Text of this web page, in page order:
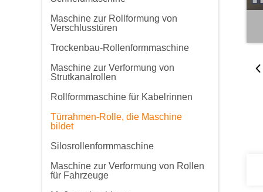
Maschine zur Rollformung von
Verschlusstüren
Trockenbau-Rollenformmaschine
Maschine zur Verformung von
Strutkanalrollen
Rollformmaschine für Kabelrinnen
Türrahmen-Rolle, die Maschine
bildet
Silosrollenformmaschine
Maschine zur Verformung von Rollen
für Fahrzeuge